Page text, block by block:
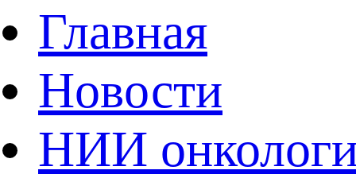
Главная
Новости
НИИ